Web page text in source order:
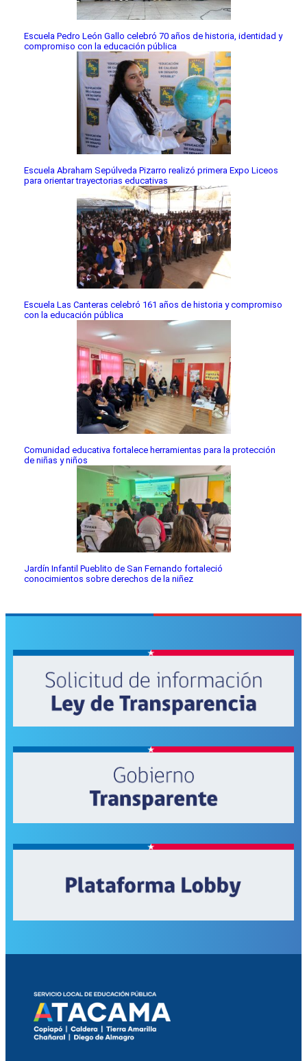
Escuela Pedro León Gallo celebró 70 años de historia, identidad y
compromiso con la educación pública
Escuela Abraham Sepúlveda Pizarro realizó primera Expo Liceos
para orientar trayectorias educativas
Escuela Las Canteras celebró 161 años de historia y compromiso
con la educación pública
Comunidad educativa fortalece herramientas para la protección
de niñas y niños
Jardín Infantil Pueblito de San Fernando fortaleció
conocimientos sobre derechos de la niñez